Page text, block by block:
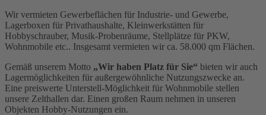
Wir vermieten Gewerbeflächen für Industrie- und Gewerbe,
Lagerboxen für Privathaushalte, Kleinwerkstätten für
Hobbyschrauber, Musik-Probenräume, Stellplätze für PKW,
Wohnmobile etc.. Insgesamt vermieten wir ca. 58.000 qm Flächen.
Gemäß unserem Motto „Wir haben Platz für Sie“ bieten wir auch
Lagermöglichkeiten für außergewöhnliche Nutzungszwecke an.
Eine preiswerte Unterstell-Möglichkeit für Wohnmobile stellen
unsere Zelthallen dar. Einen großen Raum nehmen in unseren
Objekten Hobby-Nutzungen ein.